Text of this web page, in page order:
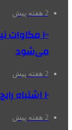
2 هفته پیش
۱۰۰
می‌شود
2 هفته پیش
۱۰ اشتباه رایج هنگام انتخاب تاورکرین برای پروژه
2 هفته پیش